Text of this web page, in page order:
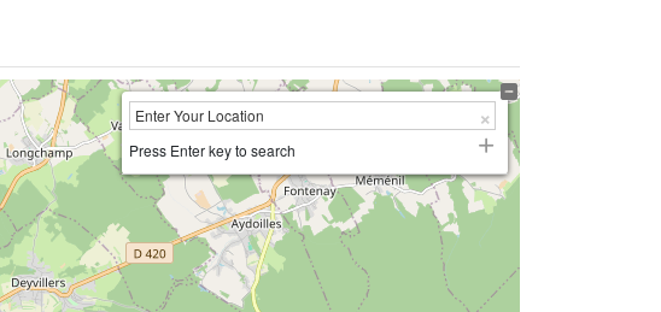
Press Enter key to search